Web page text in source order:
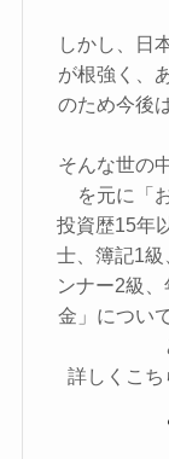
しかし、日
が根強く、
のため今後
そんな世の
を元に「
投資歴15年
士、簿記1
ンナー2級
金」につい
詳しくこち